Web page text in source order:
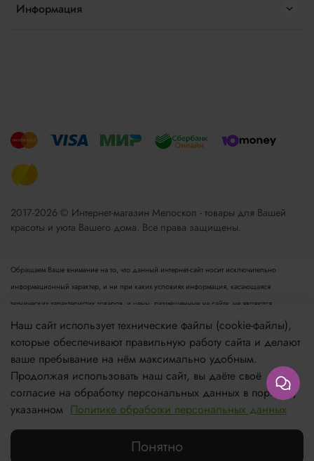
Информация
2017-2026 © Интернет-магазин Мелоскоп - товары для Вашей
красоты и уюта Вашего дома. Все права защищены.
Обращаем Ваше внимание на то, что данный интернет-сайт носит исключительно
информационный характер, и ни при каких условиях информация, касающаяся
технических характеристик товаров, и цены, размещенные на сайте, не являются
публичной офертой, определяемой положениями пункта 2 статьи 437 Гражданского
кодекса РФ. Для получения подробной информации просьба обращаться к менеджеру.
Опубликованная на данном сайте информация может быть изменена в любое время без
предварительного уведомления.
Если вы заметили ошибку в описании, пожалуйста, сообщите нам по адресу
zakaz@meloskop.ru
Наш сайт использует технические файлы (cookie-файлы),
которые обеспечивают правильную работу сайта и делают
ваше пребывание на нём максимально удобным.
Продолжая использовать наш сайт, вы даёте своё
согласие на обработку персональных данных в порядке,
указанном Политике обработки персональных данных
Понятно